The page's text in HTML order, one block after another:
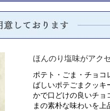
ほんのり塩味がアク
ポテト・ごま・チョコ
ばしいポテごまクッキ
かで口どけの良いチョ
まの素朴な味わいを